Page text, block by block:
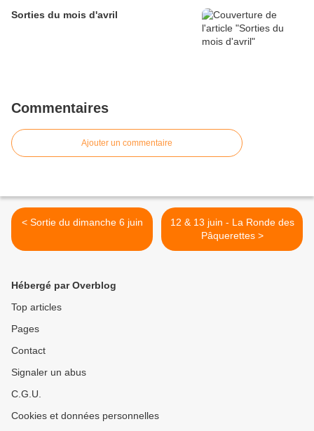
Sorties du mois d'avril
Commentaires
Ajouter un commentaire
< Sortie du dimanche 6 juin
12 & 13 juin - La Ronde des
Pâquerettes >
Hébergé par Overblog
Top articles
Pages
Contact
Signaler un abus
C.G.U.
Cookies et données personnelles